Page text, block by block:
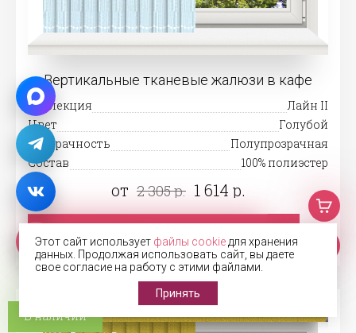
Вертикальные тканевые жалюзи в кафе
Коллекция
Лайн II
Цвет
Голубой
Прозрачность
Полупрозрачная
Состав
100% полиэстер
от 2 305 р. 1 614 р.
Добавить в корзину
В наличии
Этот сайт использует файлы cookie для хранения
данных. Продолжая использовать сайт, вы даете
свое согласие на работу с этими файлами.
Принять